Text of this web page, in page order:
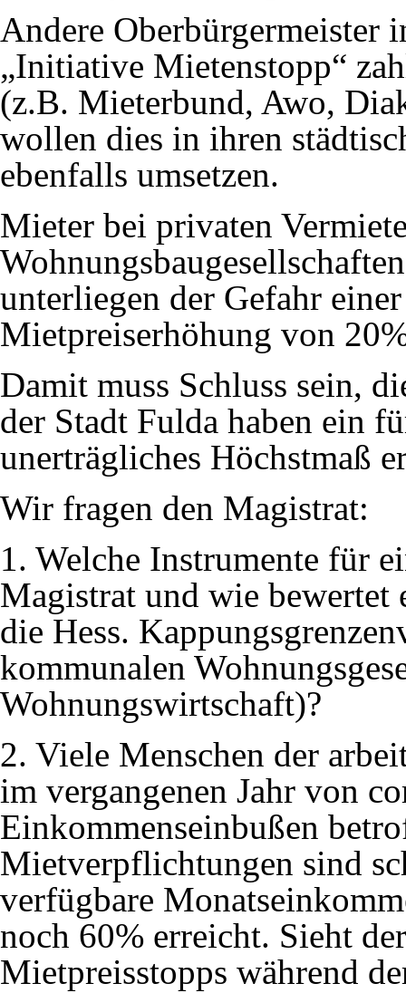
Andere Oberbürgermeister
„Initiative Mietenstopp“
(z.B. Mieterbund, Awo,
wollen dies in ihren
ebenfalls umsetzen.
Mieter bei privaten
unterliegen der Gefahr
Mietpreiserhöhung von
Damit muss Schluss sein,
der Stadt Fulda haben ein
unerträgliches Höchstmaß
Wir fragen den Magistrat:
1. Welche Instrumente für
Magistrat und wie bewertet
die Hess.
kommunalen
Wohnungswirtschaft)?
2. Viele Menschen der
im vergangenen Jahr von
Einkommenseinbußen
Mietverpflichtungen sind
verfügbare
noch 60% erreicht. Sieht
Mietpreisstopps während